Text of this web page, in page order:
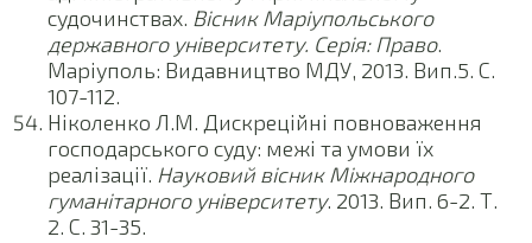
судочинствах. Вісник Маріупольського
державного університету. Серія: Право.
Маріуполь: Видавництво МДУ, 2013. Вип.5. С.
107-112.
Ніколенко Л.М. Дискреційні повноваження
господарського суду: межі та умови їх
реалізації. Науковий вісник Міжнародного
гуманітарного університету. 2013. Вип. 6-2. Т.
2. С. 31-35.